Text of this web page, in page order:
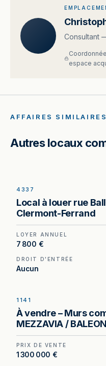
Consultant
espace
AFFAIRES SIMILAIRES
Autres locaux
Local commercial à
plein centre-ville de
avec visibilité directe
secteur animé par le
des Beaux-Arts.
4337
Local à louer rue
Clermont-Ferrand
LOYER ANNUEL
7 800 €
DROIT D'ENTRÉE
Aucun
Local commercial à
300 000 €.
1141
À vendre – Murs
MEZZAVIA /
PRIX DE VENTE
1 300 000 €